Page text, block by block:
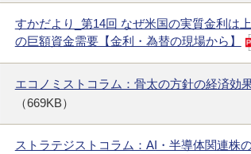
すかだより_第14回 なぜ米国の実質金利は
の巨額資金需要【金利・為替の現場から】
エコノミストコラム：骨太の方針の経済効
（669KB）
ストラテジストコラム：AI・半導体関連株